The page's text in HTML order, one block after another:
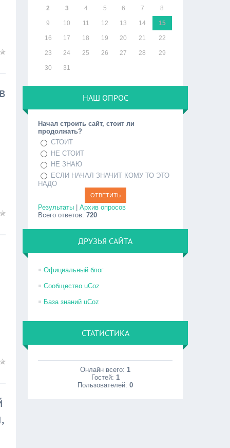
2 3 4 5 6 7 8
9 10 11 12 13 14 15
16 17 18 19 20 21 22
23 24 25 26 27 28 29
30 31
НАШ ОПРОС
Начал строить сайт, стоит ли
продолжать?
СТОИТ
НЕ СТОИТ
НЕ ЗНАЮ
ЕСЛИ НАЧАЛ ЗНАЧИТ КОМУ ТО ЭТО
НАДО
Результаты |Архив опросов
Всего ответов:720
ДРУЗЬЯ САЙТА
Официальный блог
Сообщество uCoz
База знаний uCoz
СТАТИСТИКА
Онлайн всего:1
Гостей: 1
Пользователей:0